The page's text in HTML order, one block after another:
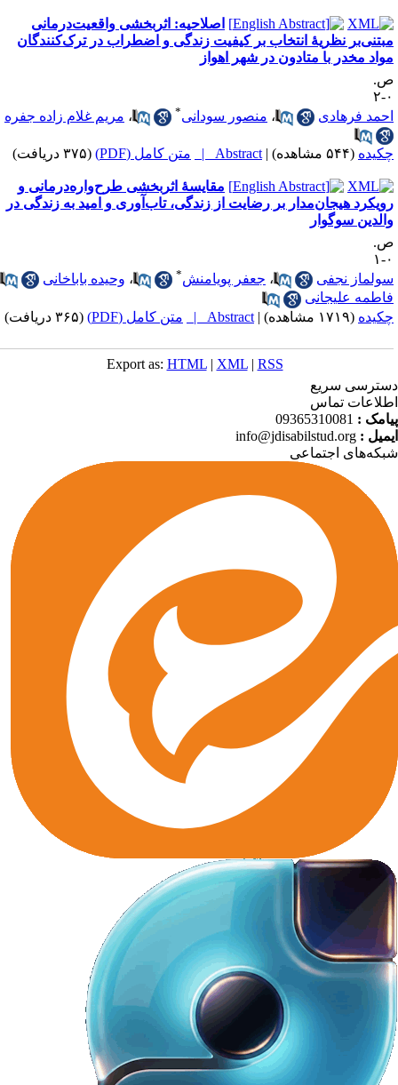
اصلاحیه: اثربخشی واقعیت‌درمانی
نظریهٔ انتخاب بر کیفیت زندگی و اضطراب در ترک‌‌کنندگان
مخدر با متادون در شهر اهواز
فرهادی
،منصور سودانی ،مریم غلام زاده جفره
(۵۴۴ مشاهده) |
Abstract | متن کامل (PDF) (۳۷۵ دریافت)
مقایسهٔ اثربخشی طرح‌واره‌درمانی و
هیجان‌مدار بر رضایت از زندگی، تاب‌آوری و امید به زندگی در
سوگوار
نجفی
،جعفر پویامنش ،وحیده باباخانی
،
علیجانی
(۱۷۱۹ مشاهده) |
Abstract | متن کامل (PDF) (۳۶۵ دریافت)
Export as:HTML |XML |RSS
سریع
تماس
:
09365310081
:
info@jdisabilstud.org
اجتماعی